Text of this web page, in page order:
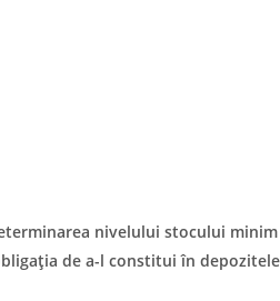
nivelului stocului minim
de a-l constitui în